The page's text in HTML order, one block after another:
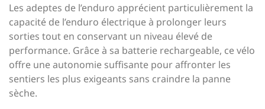
Les adeptes de l’enduro apprécient particulièrement la
capacité de l’enduro électrique à prolonger leurs
sorties tout en conservant un niveau élevé de
performance. Grâce à sa batterie rechargeable, ce vélo
offre une autonomie suffisante pour affronter les
sentiers les plus exigeants sans craindre la panne
sèche.